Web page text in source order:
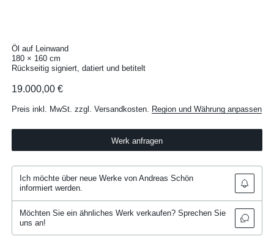
Öl auf Leinwand
180 × 160 cm
Rückseitig signiert, datiert und betitelt
19.000,00 €
Preis inkl. MwSt. zzgl. Versandkosten. Region und Währung anpassen
Werk anfragen
Ich möchte über neue Werke von Andreas Schön
informiert werden.
Möchten Sie ein ähnliches Werk verkaufen? Sprechen Sie
uns an!